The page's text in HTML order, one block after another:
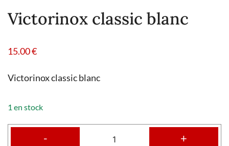
Victorinox classic blanc
15.00€
Victorinox classic blanc
1 en stock
- +